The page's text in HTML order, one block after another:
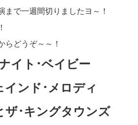
まで一週間切りましたヨ～！
らどうぞ～～！
イト･ベイビー
ンド･メロディ
ザ･キングタウンズ